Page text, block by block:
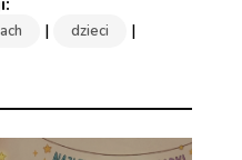
| dzieci |